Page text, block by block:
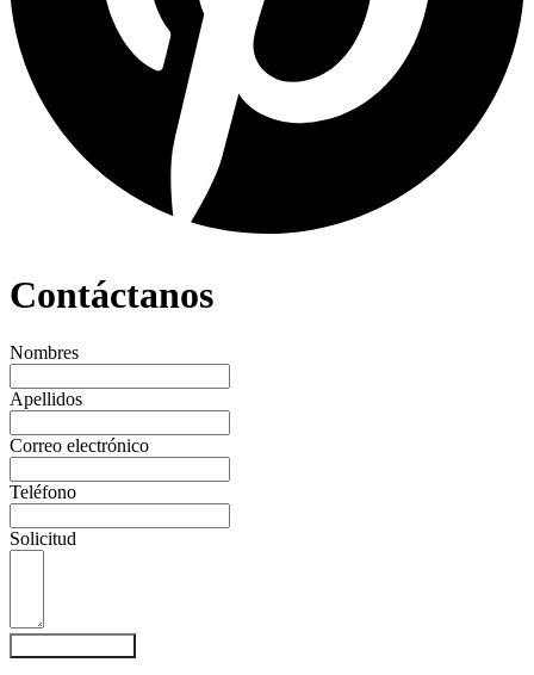
Contáctanos
Nombres
Apellidos
Correo electrónico
Teléfono
Solicitud